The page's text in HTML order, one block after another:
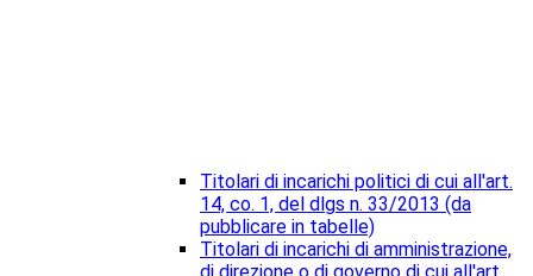
Titolari di incarichi politici di cui all'art.
14, co. 1, del dlgs n. 33/2013 (da
pubblicare in tabelle)
Titolari di incarichi di amministrazione,